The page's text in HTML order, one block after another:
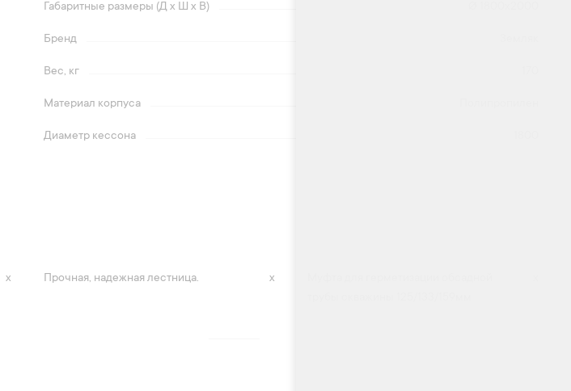
Габаритные размеры (Д х Ш х В)
Бренд
Вес, кг
Материал корпуса
Диаметр кессона
х Прочная, надежная лестница. х